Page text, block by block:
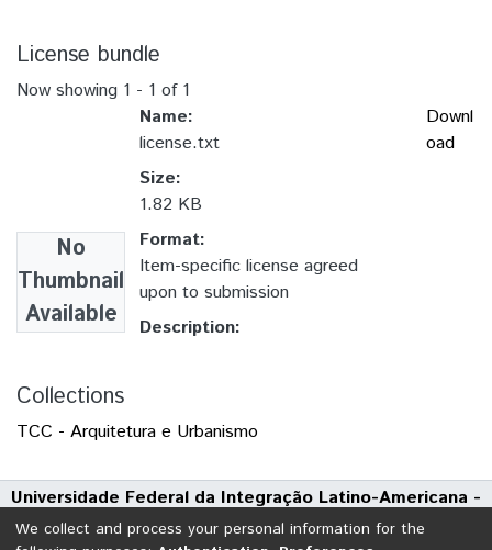
License bundle
Now showing 1 - 1 of 1
No
Thumbnail
Available
Name:
license.txt
Size:
1.82 KB
Format:
Item-specific license agreed
upon to submission
Description:
Downl
oad
Collections
TCC - Arquitetura e Urbanismo
Universidade Federal da Integração Latino-Americana -
UNILA
We collect and process your personal information for the